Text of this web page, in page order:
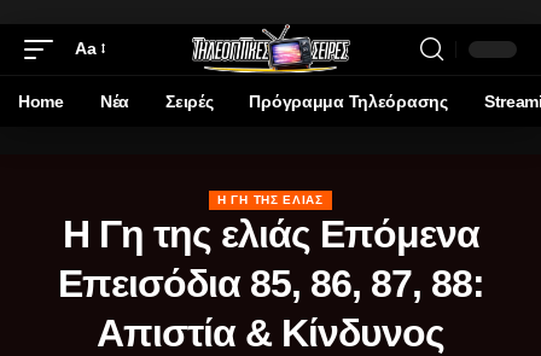
Aa
Home Νέα Σειρές Πρόγραμμα Τηλεόρασης
Η ΓΗ ΤΗΣ ΕΛΙΆΣ
Η Γη της ελιάς Επόμενα
Επεισόδια 85, 86, 87, 88:
Απιστία & Κίνδυνος